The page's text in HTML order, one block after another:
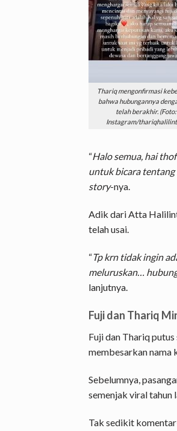
Thariq mengonfirmasi
bahwa hubungannya
telah berakhir. (Foto:
Instagram/
“Halo semua, hai
untuk bicara
story-nya.
Adik dari Atta
telah usai.
“Tp krn tidak ingin
meluruskan…
lanjutnya.
Fuji dan Thariq
Fuji dan Thariq
membesarkan nama
Sebelumnya,
semenjak viral tahun
Tak sedikit